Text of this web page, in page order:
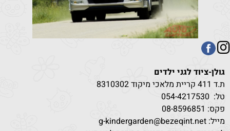
גולן-ציוד לגני ילדים
ת.ד 411 קריית מלאכי מיקוד 8310302
טל:
054-4217530
פקס: 08-8596851
מייל: g-kindergarden@bezeqint.net